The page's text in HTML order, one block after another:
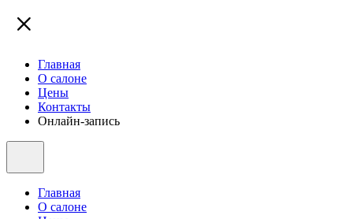
Главная
О салоне
Цены
Контакты
Онлайн-запись
Главная
О салоне